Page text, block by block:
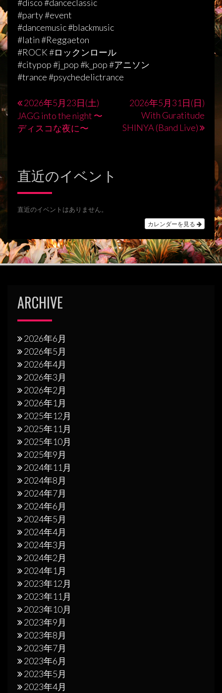
#disco #danceclassic
#party #event
#dancemusic #blackmusic
#latin #Reggaeton
#ROCK #ロックンロール
#citypop #j_pop #k_pop #アニソン
#trance #psychedelictrance
投
稿
ゲ
ー
シ
ン
2026年5月23日(土)
JAGG into the night 〜
ディスコな夜に〜
2026年5月31日(日)
With Guratitude
SHINYA (Band Live)
直近のイベント
直近のイベントはありません。
カレンダーを見る
ARCHIVE
2026年6月
2026年5月
2026年4月
2026年3月
2026年2月
2026年1月
2025年12月
2025年11月
2025年10月
2025年9月
2024年11月
2024年8月
2024年7月
2024年6月
2024年5月
2024年4月
2024年3月
2024年2月
2024年1月
2023年12月
2023年11月
2023年10月
2023年9月
2023年8月
2023年7月
2023年6月
2023年5月
2023年4月